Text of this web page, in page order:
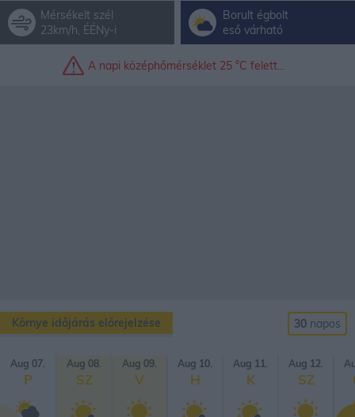
Mérsékelt szél
23km/h, ÉÉNy-i
Borult égbolt
eső várható
A napi kö­zép­hő­mér­sék­let 25 °C fe­lett...
Környe időjárás előrejelzése 30 napos
Aug 07.
P
Aug 08.
SZ
Aug 09.
V
Aug 10.
H
Aug 11.
K
Aug 12.
SZ